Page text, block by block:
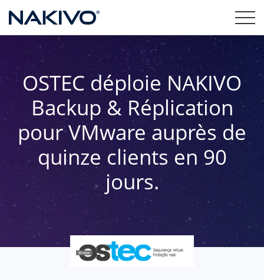
OSTEC déploie NAKIVO
Backup & Réplication
pour VMware auprès de
quinze clients en 90
jours.